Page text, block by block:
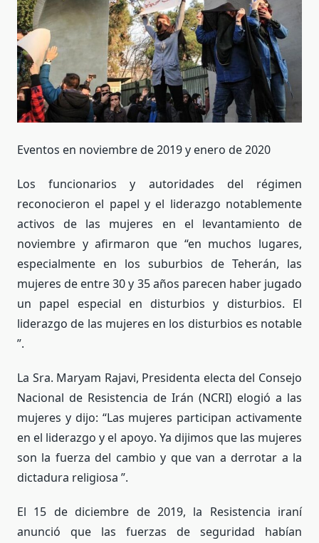
Eventos en noviembre de 2019 y enero de 2020
Los funcionarios y autoridades del régimen
reconocieron el papel y el liderazgo notablemente
activos de las mujeres en el levantamiento de
noviembre y afirmaron que “en muchos lugares,
especialmente en los suburbios de Teherán, las
mujeres de entre 30 y 35 años parecen haber jugado
un papel especial en disturbios y disturbios. El
liderazgo de las mujeres en los disturbios es notable
”.
La Sra. Maryam Rajavi, Presidenta electa del Consejo
Nacional de Resistencia de Irán (NCRI) elogió a las
mujeres y dijo: “Las mujeres participan activamente
en el liderazgo y el apoyo. Ya dijimos que las mujeres
son la fuerza del cambio y que van a derrotar a la
dictadura religiosa ”.
El 15 de diciembre de 2019, la Resistencia iraní
anunció que las fuerzas de seguridad habían